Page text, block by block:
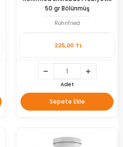
50 gr Bölünmüş
Rohnfried
225,00 TL
Adet
Sepete Ekle